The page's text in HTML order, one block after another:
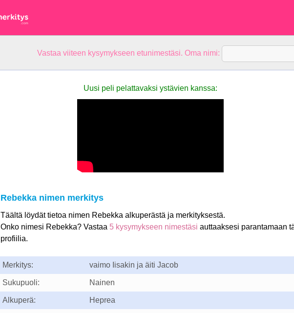
Vastaa viiteen kysymykseen etunimestäsi. Oma nimi:
Uusi peli pelattavaksi ystävien kanssa:
Rebekka nimen merkitys
Täältä löydät tietoa nimen Rebekka alkuperästä ja merkityksestä.
Onko nimesi Rebekka? Vastaa 5 kysymykseen nimestäsi auttaaksesi parantamaan
profiilia.
Merkitys: vaimo Iisakin ja äiti Jacob
Sukupuoli: Nainen
Alkuperä: Heprea